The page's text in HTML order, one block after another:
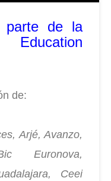
parte de la
de:
Arjé, Avanzo,
Euronova,
Ceei